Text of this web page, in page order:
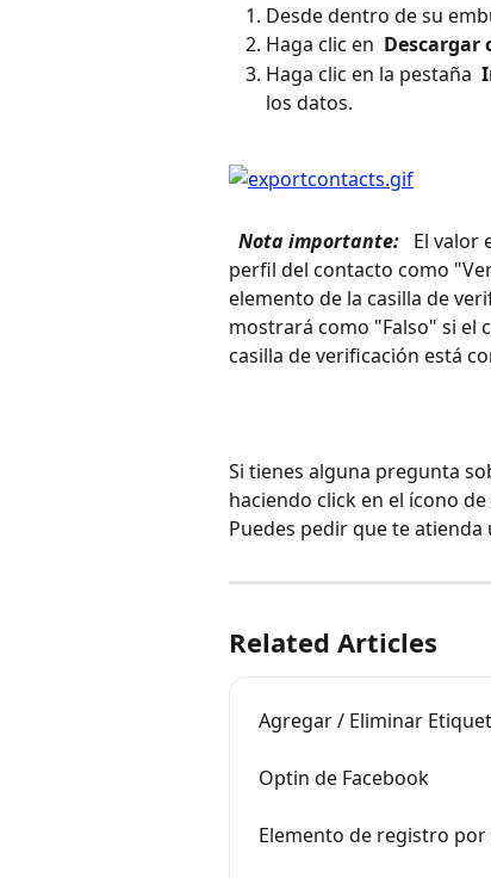
Desde dentro de su
Haga clic en Descargar
Haga clic en la pestaña
los datos.
Nota importante: El valor
perfil del contacto como
elemento de la casilla de
mostrará como "Falso" si el
casilla de verificación está
Si tienes alguna pregunta
haciendo click en el ícono
Puedes pedir que te
Related Articles
Agregar / Eliminar
Optin de Facebook
Elemento de registro por